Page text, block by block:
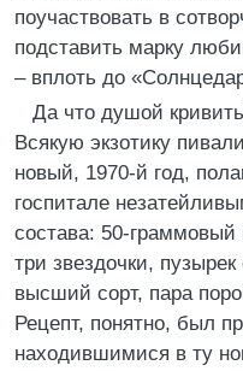
поучаствовать в
подставить марку
– вплоть до
Да что душой
Всякую экзотику
новый, 1970-й год,
госпитале
состава: 50-граммовый
три звездочки,
высший сорт, пара
Рецепт, понятно, был
находившимися в ту